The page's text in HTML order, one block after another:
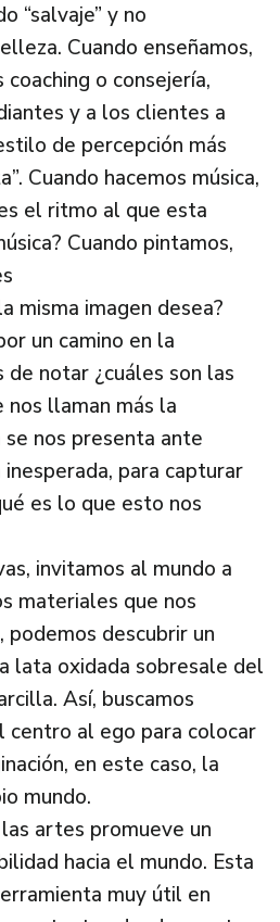
“salvaje” y no
Cuando enseñamos,
o consejería,
y a los clientes a
de percepción más
Cuando hacemos música,
el ritmo al que esta
Cuando pintamos,
misma imagen desea?
un camino en la
notar ¿cuáles son las
nos llaman más la
se nos presenta ante
para capturar
es lo que esto nos
invitamos al mundo a
materiales que nos
descubrir un
lata oxidada sobresale del
Así, buscamos
centro al ego para colocar
en este caso, la
mundo.
artes promueve un
hacia el mundo. Esta
muy útil en